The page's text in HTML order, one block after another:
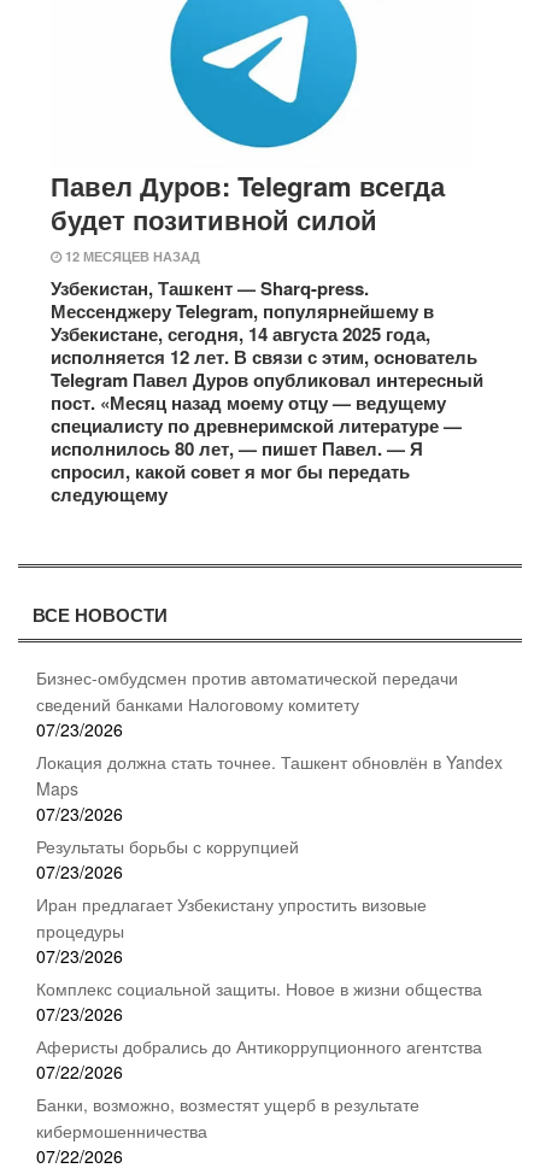
Павел Дуров: Telegram всегда
будет позитивной силой
12 МЕСЯЦЕВ НАЗАД
Узбекистан, Ташкент — Sharq-press.
Мессенджеру Telegram, популярнейшему в
Узбекистане, сегодня, 14 августа 2025 года,
исполняется 12 лет. В связи с этим, основатель
Telegram Павел Дуров опубликовал интересный
пост. «Месяц назад моему отцу — ведущему
специалисту по древнеримской литературе —
исполнилось 80 лет, — пишет Павел. — Я
спросил, какой совет я мог бы передать
следующему
ВСЕ НОВОСТИ
Бизнес-омбудсмен против автоматической передачи
сведений банками Налоговому комитету
07/23/2026
Локация должна стать точнее. Ташкент обновлён в Yandex
Maps
07/23/2026
Результаты борьбы с коррупцией
07/23/2026
Иран предлагает Узбекистану упростить визовые
процедуры
07/23/2026
Комплекс социальной защиты. Новое в жизни общества
07/23/2026
Аферисты добрались до Антикоррупционного агентства
07/22/2026
Банки, возможно, возместят ущерб в результате
кибермошенничества
07/22/2026